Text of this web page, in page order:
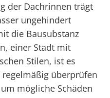
der Dachrinnen trägt
ungehindert
die Bausubstanz
einer Stadt mit
Stilen, ist es
überprüfen
mögliche Schäden